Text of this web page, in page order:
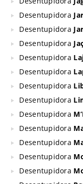
Desentupidora
Desentupidora
Desentupidora
Desentupidora
Desentupidora
Desentupidora
Desentupidora
Desentupidora
Desentupidora
Desentupidora
Desentupidora
Desentupidora